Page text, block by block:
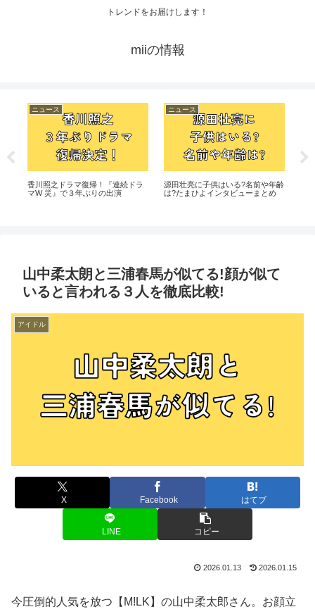
トレンドをお届けします！
miiの情報
ニュース
香川照之ドラマ復帰！『連続ドラ
マW 災』で３年ぶりの出演
ニュース
源田壮亮に子供はいる?名前や年齢
は?たまひよインタビューまとめ
山中柔太朗と三浦春馬が似てる!顔が似て
いると言われる３人を徹底比較!
アイドル
X Facebook はてブ
LINE コピー
2026.01.13 2026.01.15
今圧倒的人気を放つ【M!LK】の山中柔太郎さん。お顔立